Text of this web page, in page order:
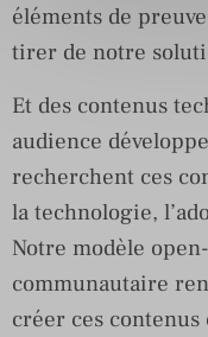
éléments de
tirer de notre
Et des contenus
audience
recherchent ces
la technologie,
Notre modèle
communautaire
créer ces